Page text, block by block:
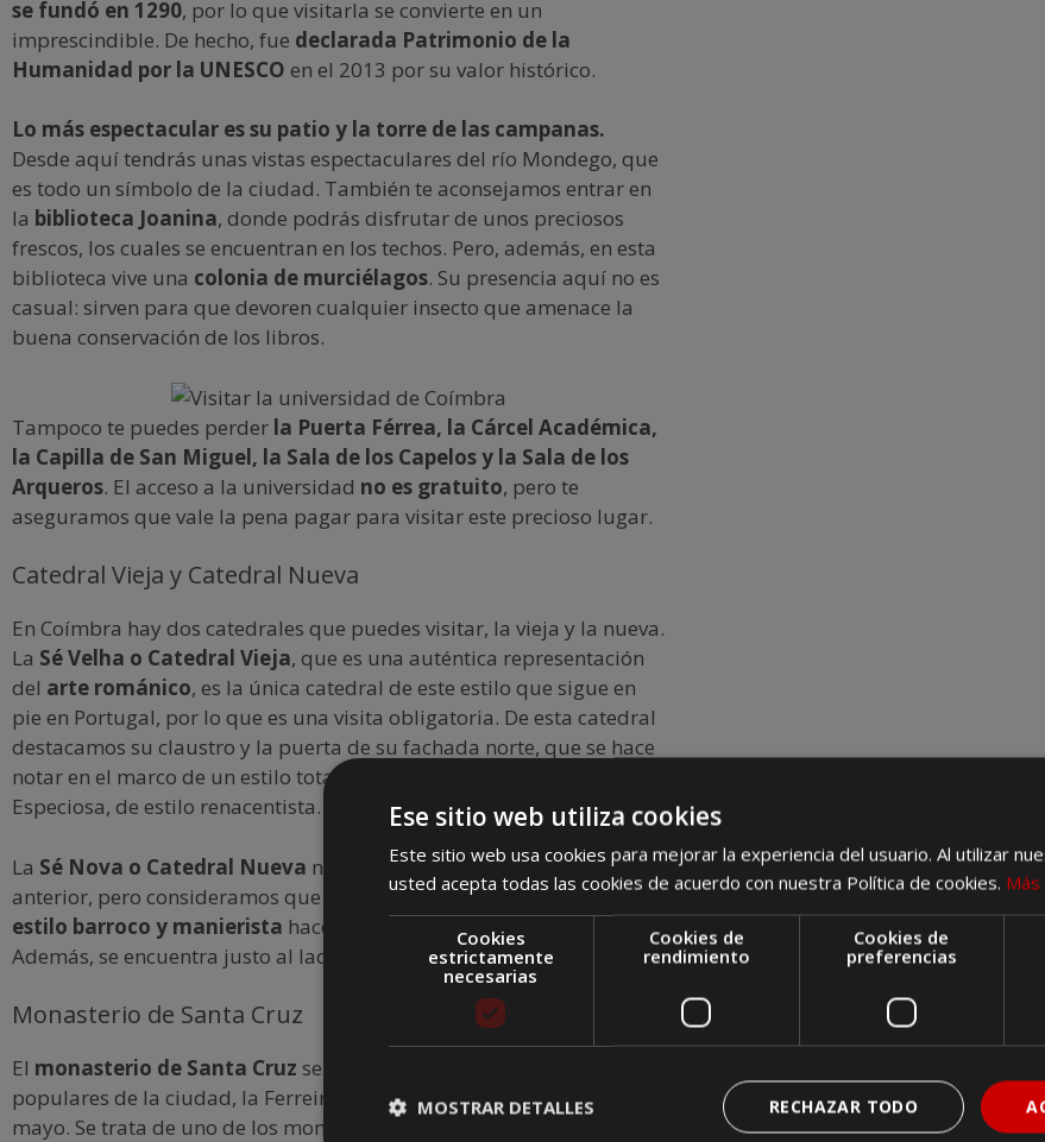
se fundó en 1290, por lo que visitarla se convierte en un
imprescindible. De hecho, fue declarada Patrimonio de la
Humanidad por la UNESCO en el 2013 por su valor histórico.
Lo más espectacular es su patio y la torre de las campanas.
Desde aquí tendrás unas vistas espectaculares del río Mondego, que
es todo un símbolo de la ciudad. También te aconsejamos entrar en
la biblioteca Joanina, donde podrás disfrutar de unos preciosos
frescos, los cuales se encuentran en los techos. Pero, además, en esta
biblioteca vive una colonia de murciélagos. Su presencia aquí no es
casual: sirven para que devoren cualquier insecto que amenace la
buena conservación de los libros.
Tampoco te puedes perder la Puerta Férrea, la Cárcel Académica,
la Capilla de San Miguel, la Sala de los Capelos y la Sala de los
Arqueros. El acceso a la universidad no es gratuito, pero te
aseguramos que vale la pena pagar para visitar este precioso lugar.
Catedral Vieja y Catedral Nueva
En Coímbra hay dos catedrales que puedes visitar, la vieja y la nueva.
La Sé Velha o Catedral Vieja, que es una auténtica representación
del arte románico, es la única catedral de este estilo que sigue en
pie en Portugal, por lo que es una visita obligatoria. De esta catedral
destacamos su claustro y la puerta de su fachada norte, que se hace
notar en el marco de un estilo totalmente sobrio. Se trata de la Porta
Especiosa, de estilo renacentista.
La Sé Nova o Catedral Nueva no llama tanto la atención como la
anterior, pero consideramos que también debe visitarse, ya que su
estilo barroco y manierista hace que sea muy bonita de ver.
Además, se encuentra justo al lado de la universidad.
Monasterio de Santa Cruz
El monasterio de Santa Cruz se encuentra en una de las calles más
populares de la ciudad, la Ferreira Borges, junto a la plaza 8 de
mayo. Se trata de uno de los monumentos más destacados de la
Ese sitio web utiliza cookies
Este sitio web usa cookies para mejorar la experiencia del usuario. Al utilizar
usted acepta todas las cookies de acuerdo con nuestra Política de cookies.
Cookies
estrictamente
necesarias
Cookies de
rendimiento
Cookies de
preferencias
RECHAZAR TODO
MOSTRAR DETALLES